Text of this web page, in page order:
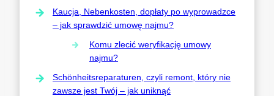
Kaucja, Nebenkosten, dopłaty po wyprowadzce
– jak sprawdzić umowę najmu?
Komu zlecić weryfikację umowy
najmu?
Schönheitsreparaturen, czyli remont, który nie
zawsze jest Twój – jak uniknąć